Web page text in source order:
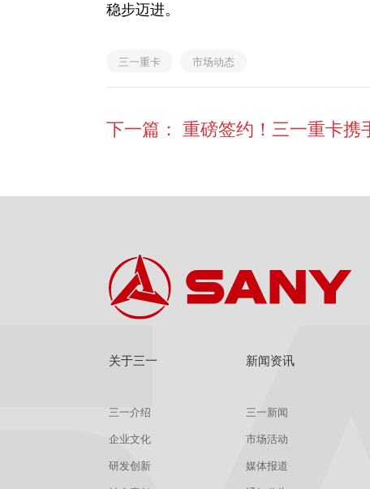
稳步迈进。
三一重卡 市场动态
下一篇： 重磅签约！三一重卡携
关于三一
三一介绍
企业文化
研发创新
新闻资讯
三一新闻
市场活动
媒体报道